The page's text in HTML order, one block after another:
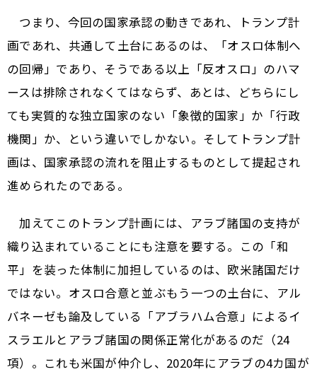
つまり、今回の国家承認の動きであれ、トランプ計
画であれ、共通して土台にあるのは、「オスロ体制へ
の回帰」であり、そうである以上「反オスロ」のハマ
ースは排除されなくてはならず、あとは、どちらにし
ても実質的な独立国家のない「象徴的国家」か「行政
機関」か、という違いでしかない。そしてトランプ計
画は、国家承認の流れを阻止するものとして提起され
進められたのである。
加えてこのトランプ計画には、アラブ諸国の支持が
織り込まれていることにも注意を要する。この「和
平」を装った体制に加担しているのは、欧米諸国だけ
ではない。オスロ合意と並ぶもう一つの土台に、アル
バネーゼも論及している「アブラハム合意」によるイ
スラエルとアラブ諸国の関係正常化があるのだ（24
項）。これも米国が仲介し、2020年にアラブの4カ国が